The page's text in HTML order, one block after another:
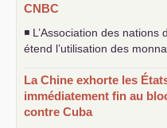
CNBC
◾ L’Association des nations
étend l’utilisation des
La Chine exhorte les
immédiatement fin au
contre Cuba